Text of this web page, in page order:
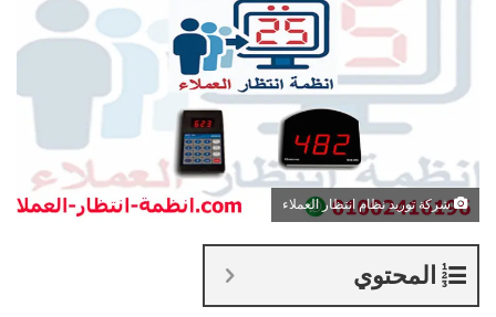
شركة توريد نظام انتظار العملاء
المحتوي